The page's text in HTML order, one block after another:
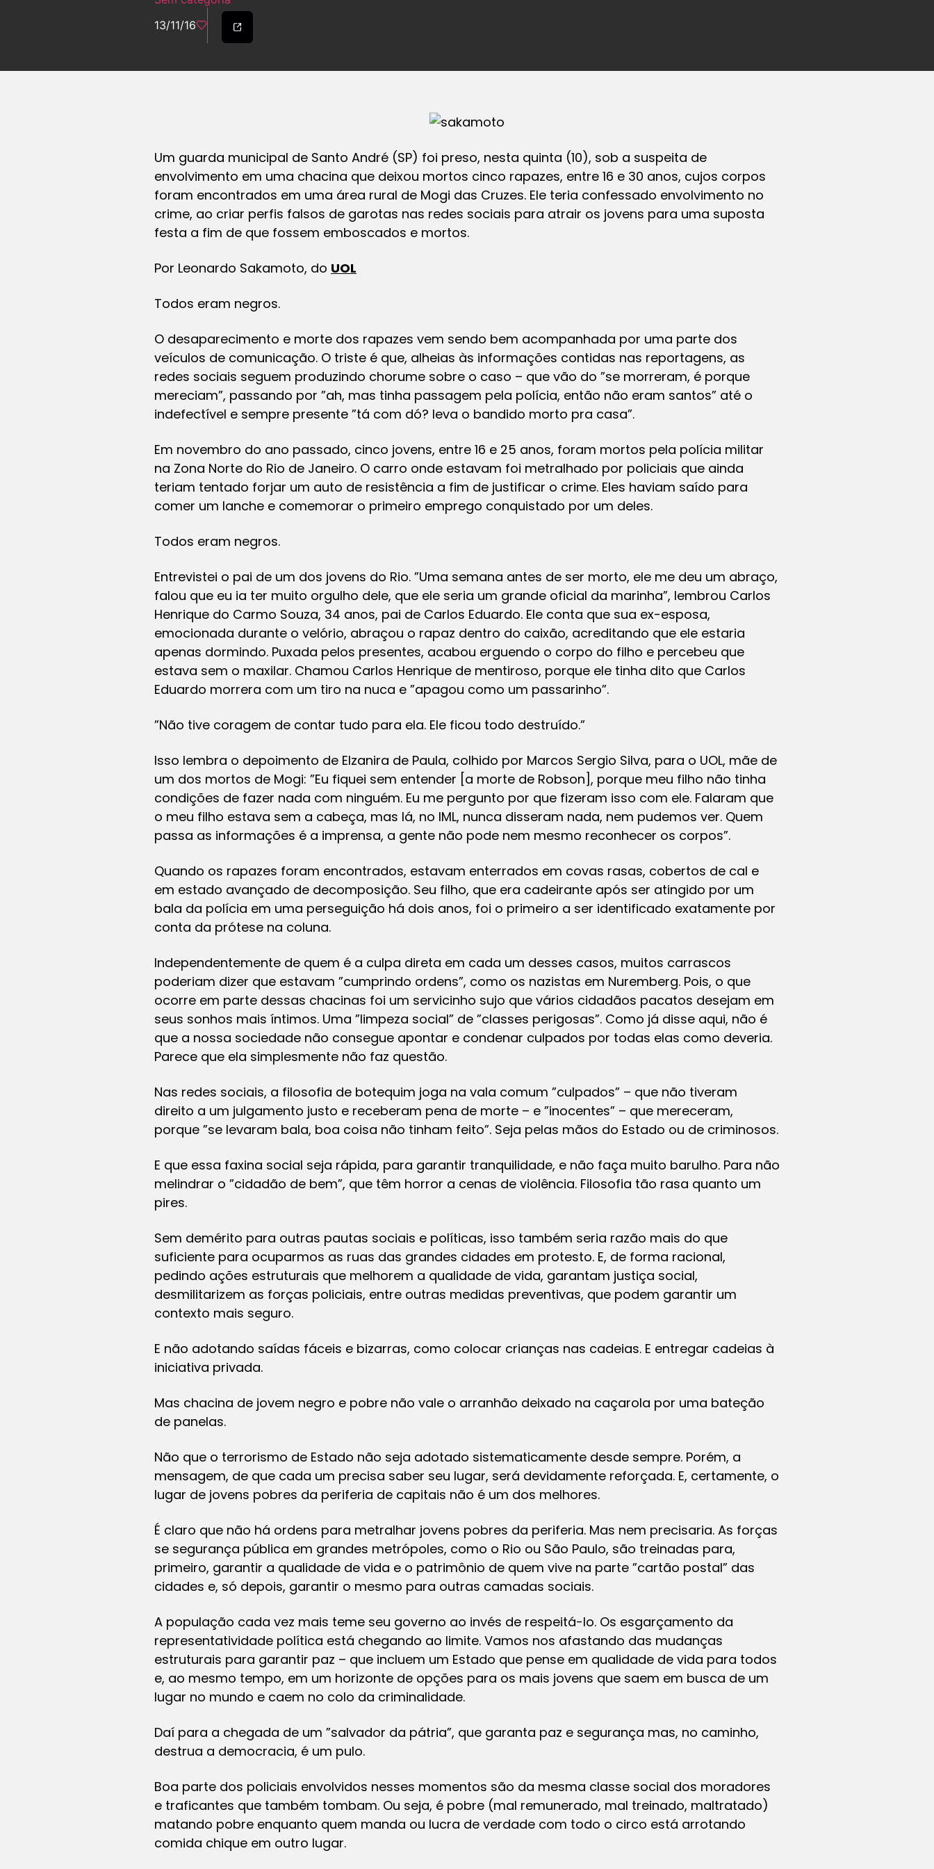
13/11/16
Um guarda municipal de Santo André (SP) foi preso, nesta quinta (10), sob a suspeita de
envolvimento em uma chacina que deixou mortos cinco rapazes, entre 16 e 30 anos, cujos corpos
foram encontrados em uma área rural de Mogi das Cruzes. Ele teria confessado envolvimento no
crime, ao criar perfis falsos de garotas nas redes sociais para atrair os jovens para uma suposta
festa a fim de que fossem emboscados e mortos.
Por Leonardo Sakamoto, do UOL
Todos eram negros.
O desaparecimento e morte dos rapazes vem sendo bem acompanhada por uma parte dos
veículos de comunicação. O triste é que, alheias às informações contidas nas reportagens, as
redes sociais seguem produzindo chorume sobre o caso – que vão do ”se morreram, é porque
mereciam”, passando por ”ah, mas tinha passagem pela polícia, então não eram santos” até o
indefectível e sempre presente ”tá com dó? leva o bandido morto pra casa”.
Em novembro do ano passado, cinco jovens, entre 16 e 25 anos, foram mortos pela polícia militar
na Zona Norte do Rio de Janeiro. O carro onde estavam foi metralhado por policiais que ainda
teriam tentado forjar um auto de resistência a fim de justificar o crime. Eles haviam saído para
comer um lanche e comemorar o primeiro emprego conquistado por um deles.
Todos eram negros.
Entrevistei o pai de um dos jovens do Rio. ”Uma semana antes de ser morto, ele me deu um abraço,
falou que eu ia ter muito orgulho dele, que ele seria um grande oficial da marinha”, lembrou Carlos
Henrique do Carmo Souza, 34 anos, pai de Carlos Eduardo. Ele conta que sua ex-esposa,
emocionada durante o velório, abraçou o rapaz dentro do caixão, acreditando que ele estaria
apenas dormindo. Puxada pelos presentes, acabou erguendo o corpo do filho e percebeu que
estava sem o maxilar. Chamou Carlos Henrique de mentiroso, porque ele tinha dito que Carlos
Eduardo morrera com um tiro na nuca e ”apagou como um passarinho”.
”Não tive coragem de contar tudo para ela. Ele ficou todo destruído.”
Isso lembra o depoimento de Elzanira de Paula, colhido por Marcos Sergio Silva, para o UOL, mãe de
um dos mortos de Mogi: ”Eu fiquei sem entender [a morte de Robson], porque meu filho não tinha
condições de fazer nada com ninguém. Eu me pergunto por que fizeram isso com ele. Falaram que
o meu filho estava sem a cabeça, mas lá, no IML, nunca disseram nada, nem pudemos ver. Quem
passa as informações é a imprensa, a gente não pode nem mesmo reconhecer os corpos”.
Quando os rapazes foram encontrados, estavam enterrados em covas rasas, cobertos de cal e
em estado avançado de decomposição. Seu filho, que era cadeirante após ser atingido por um
bala da polícia em uma perseguição há dois anos, foi o primeiro a ser identificado exatamente por
conta da prótese na coluna.
Independentemente de quem é a culpa direta em cada um desses casos, muitos carrascos
poderiam dizer que estavam ”cumprindo ordens”, como os nazistas em Nuremberg. Pois, o que
ocorre em parte dessas chacinas foi um servicinho sujo que vários cidadãos pacatos desejam em
seus sonhos mais íntimos. Uma ”limpeza social” de ”classes perigosas”. Como já disse aqui, não é
que a nossa sociedade não consegue apontar e condenar culpados por todas elas como deveria.
Parece que ela simplesmente não faz questão.
Nas redes sociais, a filosofia de botequim joga na vala comum ”culpados” – que não tiveram
direito a um julgamento justo e receberam pena de morte – e ”inocentes” – que mereceram,
porque ”se levaram bala, boa coisa não tinham feito”. Seja pelas mãos do Estado ou de criminosos.
E que essa faxina social seja rápida, para garantir tranquilidade, e não faça muito barulho. Para não
melindrar o ”cidadão de bem”, que têm horror a cenas de violência. Filosofia tão rasa quanto um
pires.
Sem demérito para outras pautas sociais e políticas, isso também seria razão mais do que
suficiente para ocuparmos as ruas das grandes cidades em protesto. E, de forma racional,
pedindo ações estruturais que melhorem a qualidade de vida, garantam justiça social,
desmilitarizem as forças policiais, entre outras medidas preventivas, que podem garantir um
contexto mais seguro.
E não adotando saídas fáceis e bizarras, como colocar crianças nas cadeias. E entregar cadeias à
iniciativa privada.
Mas chacina de jovem negro e pobre não vale o arranhão deixado na caçarola por uma bateção
de panelas.
Não que o terrorismo de Estado não seja adotado sistematicamente desde sempre. Porém, a
mensagem, de que cada um precisa saber seu lugar, será devidamente reforçada. E, certamente, o
lugar de jovens pobres da periferia de capitais não é um dos melhores.
É claro que não há ordens para metralhar jovens pobres da periferia. Mas nem precisaria. As forças
se segurança pública em grandes metrópoles, como o Rio ou São Paulo, são treinadas para,
primeiro, garantir a qualidade de vida e o patrimônio de quem vive na parte ”cartão postal” das
cidades e, só depois, garantir o mesmo para outras camadas sociais.
A população cada vez mais teme seu governo ao invés de respeitá-lo. Os esgarçamento da
representatividade política está chegando ao limite. Vamos nos afastando das mudanças
estruturais para garantir paz – que incluem um Estado que pense em qualidade de vida para todos
e, ao mesmo tempo, em um horizonte de opções para os mais jovens que saem em busca de um
lugar no mundo e caem no colo da criminalidade.
Daí para a chegada de um ”salvador da pátria”, que garanta paz e segurança mas, no caminho,
destrua a democracia, é um pulo.
Boa parte dos policiais envolvidos nesses momentos são da mesma classe social dos moradores
e traficantes que também tombam. Ou seja, é pobre (mal remunerado, mal treinado, maltratado)
matando pobre enquanto quem manda ou lucra de verdade com todo o circo está arrotando
comida chique em outro lugar.